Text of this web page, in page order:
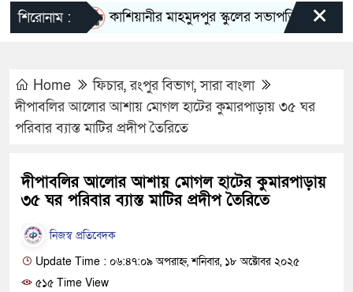
শিরোনাম : কাশিয়ানীর মাহমুদপুর স্কুলের সভাপতি হলেন গোবিন্দ
×
Home ফিচার,রংপুর বিভাগ,সারা বাংলা
দীপাবলির আলোর আশায় মোগল হাটের কুমারপাড়ায় ৩৫ ঘর
পরিবার ব্যাস্ত মাটির প্রদীপ তৈরিতে
দীপাবলির আলোর আশায় মোগল হাটের কুমারপাড়ায়
৩৫ ঘর পরিবার ব্যাস্ত মাটির প্রদীপ তৈরিতে
নিজস্ব প্রতিবেদক
Update Time : ০৬:৪৭:০৯ অপরাহ্ন, শনিবার, ১৮ অক্টোবর ২০২৫
৫১৫ Time View